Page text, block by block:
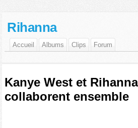
Rihanna
Accueil Albums Clips Forum
Kanye West et Rihanna
collaborent ensemble